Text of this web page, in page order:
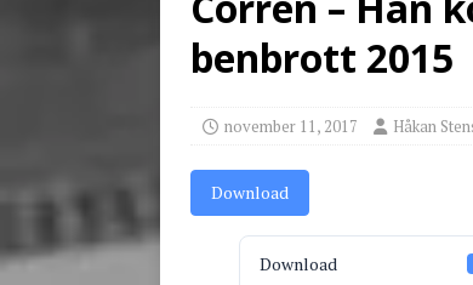
benbrott 2015
november 11, 2017 Håkan
Download
Download